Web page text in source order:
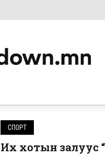
СПОРТ
Их хотын залуус